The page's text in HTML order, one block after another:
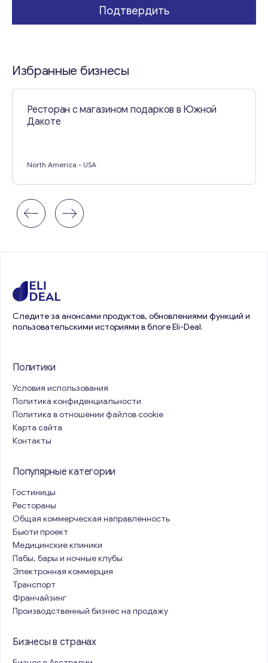
Подтвердить
Избранные бизнесы
Ресторан с магазином подарков в Южной
Дакоте
North America - USA
Следите за анонсами продуктов, обновлениями функций и
пользовательскими историями в блоге Eli-Deal.
Политики
Условия использования
Политика конфиденциальности
Политика в отношении файлов cookie
Карта сайта
Контакты
Популярные категории
Гостиницы
Рестораны
Общая коммерческая направленность
Бьюти проект
Медицинские клиники
Пабы, бары и ночные клубы
Электронная коммерция
Транспорт
Франчайзинг
Производственный бизнес на продажу
Бизнесы в странах